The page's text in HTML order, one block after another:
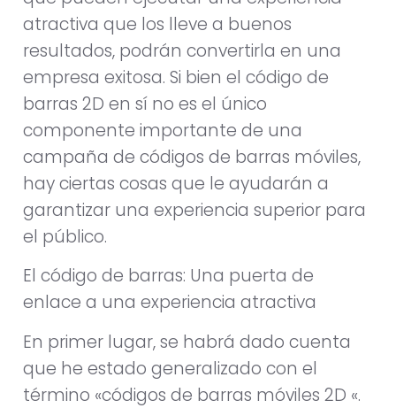
atractiva que los lleve a buenos
resultados, podrán convertirla en una
empresa exitosa. Si bien el código de
barras 2D en sí no es el único
componente importante de una
campaña de códigos de barras móviles,
hay ciertas cosas que le ayudarán a
garantizar una experiencia superior para
el público.
El código de barras: Una puerta de
enlace a una experiencia atractiva
En primer lugar, se habrá dado cuenta
que he estado generalizado con el
término «códigos de barras móviles 2D «.